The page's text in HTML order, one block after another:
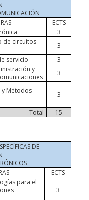
ECTS
3
de circuitos
3
servicio
3
y
3
y Métodos
3
Total 15
DE
ECTS
para el
3